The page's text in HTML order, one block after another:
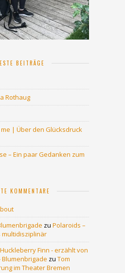
BEITRÄGE
Rothaug
| Über den Glücksdruck
– Ein paar Gedanken zum
KOMMENTARE
zu Polaroids –
multidisziplinär
Finn - erzählt von
Blumenbrigade zu Tom
im Theater Bremen